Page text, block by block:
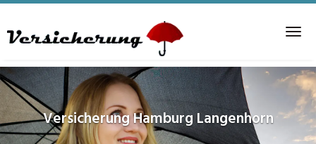
to
content
VersicherungHamburg Langenhorn